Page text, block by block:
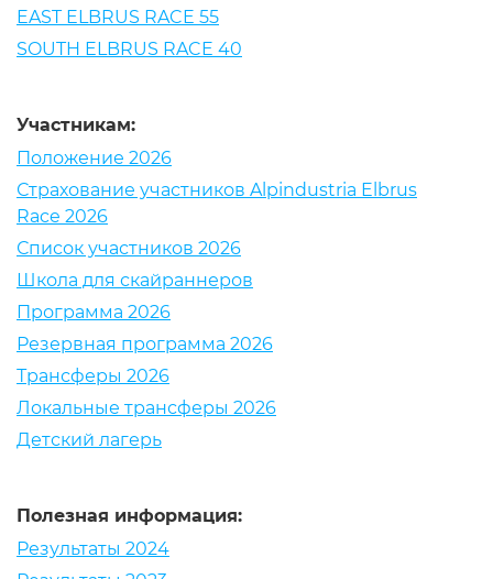
EAST ELBRUS RACE 55
SOUTH ELBRUS RACE 40
Участникам:
Положение 2026
Страхование участников Alpindustria Elbrus
Race 2026
Список участников 2026
Школа для скайраннеров
Программа 2026
Резервная программа 2026
Трансферы 2026
Локальные трансферы 2026
Детский лагерь
Полезная информация:
Результаты 2024